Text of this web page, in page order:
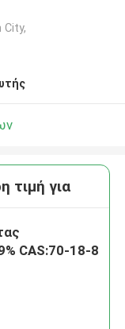
City,
τιμή για
CAS:70-18-8